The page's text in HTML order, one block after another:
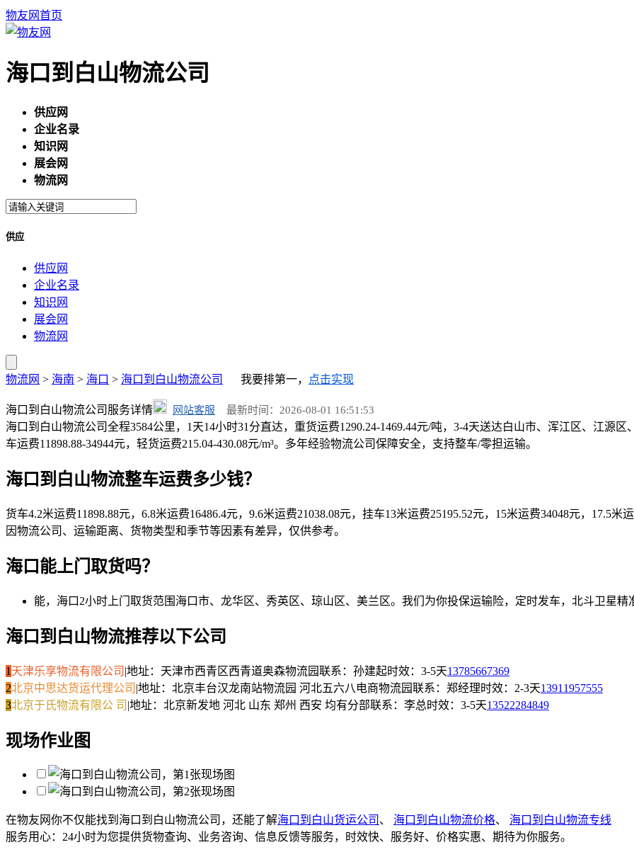
物友网首页
海口到白山物流公司
供应网
企业名录
知识网
展会网
物流网
供应
供应网
企业名录
知识网
展会网
物流网
物流网 > 海南 > 海口 > 海口到白山物流公司 我要排第一， 点击实现
海口到白山物流公司服务详情 网站客服 最新时间：2026-08-01 16:51:53
海口到白山物流公司全程3584公里，1天14小时31分直达，重货运费1290.24-1469.44元/吨，3-4天送达白山市、浑江区、江源
车运费11898.88-34944元，轻货运费215.04-430.08元/m³。多年经验物流公司保障安全，支持整车/零担运输。
海口到白山物流整车运费多少钱？
货车4.2米运费11898.88元，6.8米运费16486.4元，9.6米运费21038.08元，挂车13米运费25195.52元，15米运费34048元，17.5
因物流公司、运输距离、货物类型和季节等因素有差异，仅供参考。
海口能上门取货吗？
能，海口2小时上门取货范围海口市、龙华区、秀英区、琼山区、美兰区。我们为你投保运输险，定时发车，北斗卫星精
海口到白山物流推荐以下公司
1 天津乐享物流有限公司 |地址：天津市西青区西青道奥森物流园联系：孙建起时效：3-5天13785667369
2北京中思达货运代理公司 |地址：北京丰台汉龙南站物流园 河北五六八电商物流园联系：郑经理时效：2-3天13911957555
3北京于氏物流有限公 司 |地址：北京新发地 河北 山东 郑州 西安 均有分部联系：李总时效：3-5天13522284849
现场作业图
在物友网你不仅能找到海口到白山物流公司，还能了解海口到白山货运公司 、 海口到白山物流价格、 海口到白山物流专线
服务用心： 24小时为您提供货物查询、业务咨询、信息反馈等服务，时效快、服务好、价格实惠、期待为你服务。